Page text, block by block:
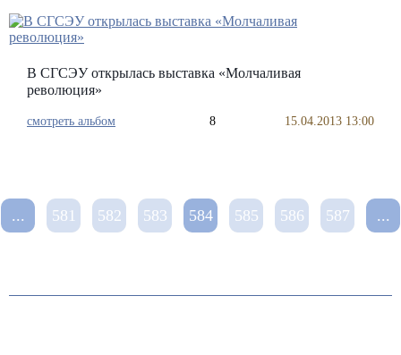
В СГСЭУ открылась выставка «Молчаливая
революция»
смотреть альбом 8 15.04.2013 13:00
... 581 582 583 584 585 586 587 ...